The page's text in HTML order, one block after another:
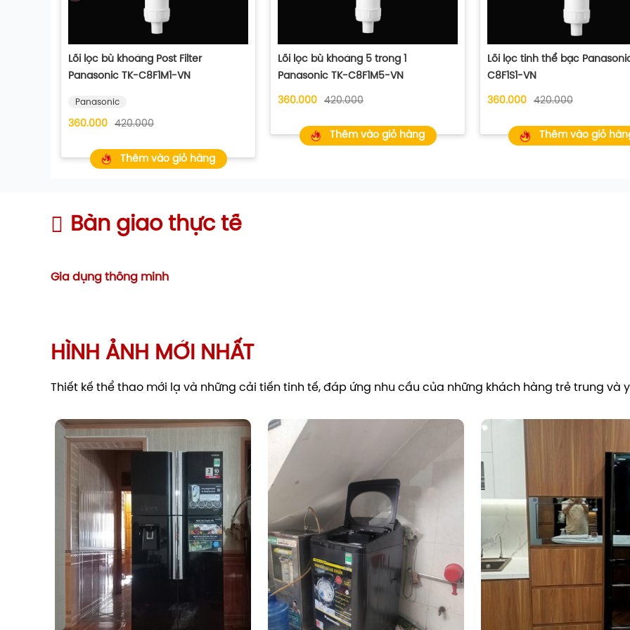
Lõi lọc bù khoáng Post Filter
Panasonic TK-C8F1M1-VN
Panasonic
360.000 420.000
Thêm vào giỏ hàng
Lõi lọc bù khoáng 5 trong 1
Panasonic TK-C8F1M5-VN
360.000 420.000
Thêm vào giỏ hàng
Lõi lọc tinh thể bạc
C8F1S1-VN
360.000 420.000
Thêm vào giỏ
Bàn giao thực tế
Gia dụng thông minh
HÌNH ẢNH MỚI NHẤT
Thiết kế thể thao mới lạ và những cải tiến tinh tế, đáp ứng nhu cầu của những khách hàng trẻ trung và